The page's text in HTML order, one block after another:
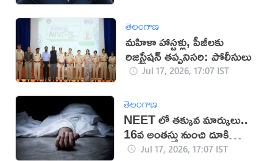
తెలంగాణ
మహిళా హాస్టళ్లు, పీజీలకు
రిజిస్ట్రేషన్ తప్పనిసరి: పోలీసులు
Jul 17, 2026, 17:07 IST
తెలంగాణ
NEET లో తక్కువ మార్కులు..
16వ అంతస్తు నుంచి దూకి
ఆత్మహత్య
Jul 17, 2026, 17:07 IST